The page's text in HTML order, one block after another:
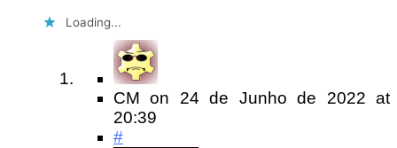
Loading...
CM on 24 de Junho de 2022at
20:39
#